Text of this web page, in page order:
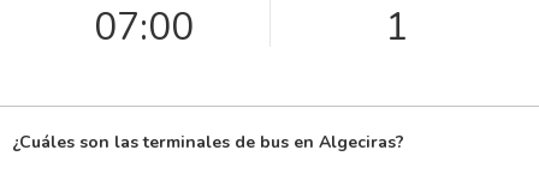
07:00 1
¿Cuáles son las terminales de bus en Algeciras?